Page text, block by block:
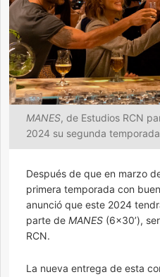
MANES, de Estudios RCN
2024 su segunda temporada
Después de que en marzo
primera temporada con
anunció que este 2024
parte de MANES (6×30’),
RCN.
La nueva entrega de esta